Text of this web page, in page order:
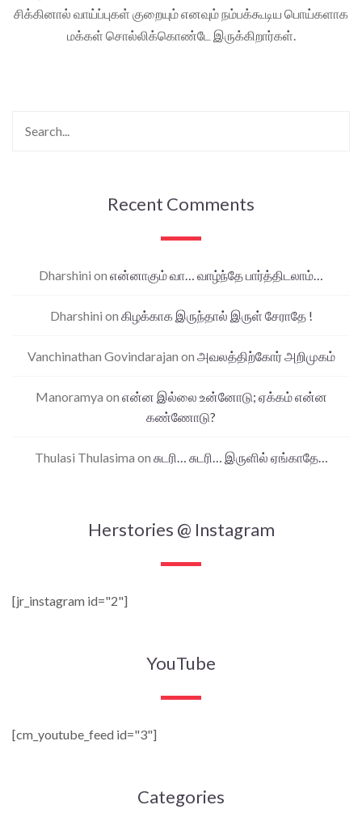
சிக்கினால் வாய்ப்புகள் குறையும் எனவும் நம்பக்கூடிய பொய்களாக
மக்கள் சொல்லிக்கொண்டே இருக்கிறார்கள்.
Recent Comments
Dharshini on என்னாகும் வா… வாழ்ந்தே பார்த்திடலாம்…
Dharshini on கிழக்காக இருந்தால் இருள் சேராதே !
Vanchinathan Govindarajan on அவலத்திற்கோர் அறிமுகம்
Manoramya on என்ன இல்லை உன்னோடு; ஏக்கம் என்ன
கண்ணோடு?
Thulasi Thulasima on சுடரி… சுடரி… இருளில் ஏங்காதே…
Herstories @ Instagram
[jr_instagram id="2"]
YouTube
[cm_youtube_feed id="3"]
Categories